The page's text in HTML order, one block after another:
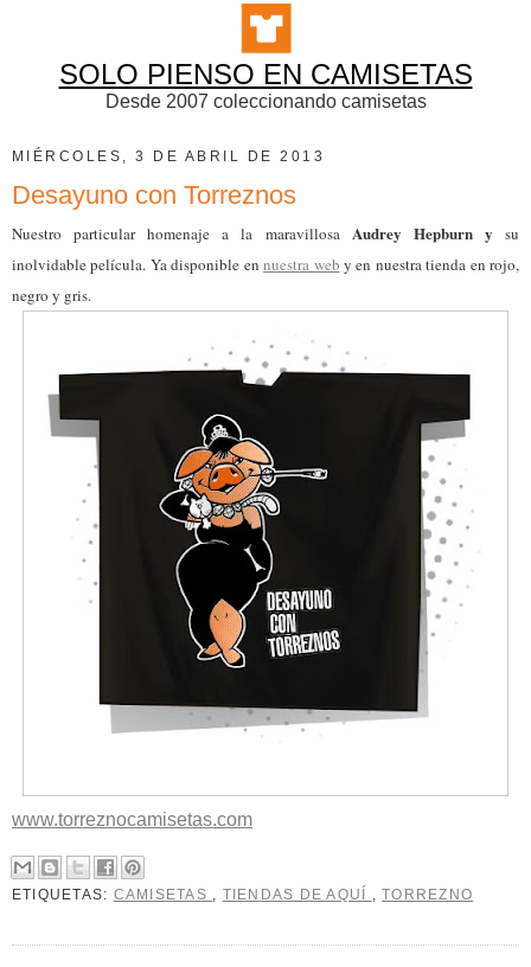
SOLO PIENSO EN CAMISETAS
Desde 2007 coleccionando camisetas
MIÉRCOLES, 3 DE ABRIL DE 2013
Desayuno con Torreznos
Nuestro particular homenaje a la maravillosa Audrey Hepburn y su
inolvidable película. Ya disponible ennuestra web y en nuestra tienda en rojo,
negro y gris.
www.torreznocamisetas.com
ETIQUETAS: CAMISETAS , TIENDAS DE AQUÍ ,TORREZNO